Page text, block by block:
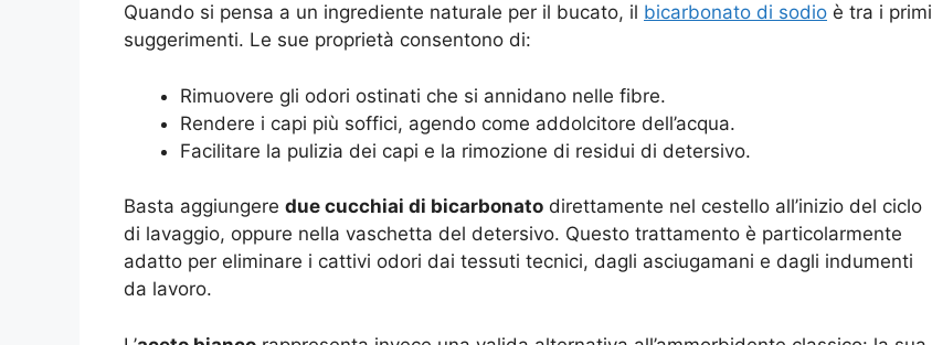
Quando si pensa a un ingrediente naturale per il bucato, il bicarbonato di sodio è tra i primi
suggerimenti. Le sue proprietà consentono di:
Rimuovere gli odori ostinati che si annidano nelle fibre.
Rendere i capi più soffici, agendo come addolcitore dell’acqua.
Facilitare la pulizia dei capi e la rimozione di residui di detersivo.
Basta aggiungere due cucchiai di bicarbonato direttamente nel cestello all’inizio del ciclo
di lavaggio, oppure nella vaschetta del detersivo. Questo trattamento è particolarmente
adatto per eliminare i cattivi odori dai tessuti tecnici, dagli asciugamani e dagli indumenti
da lavoro.